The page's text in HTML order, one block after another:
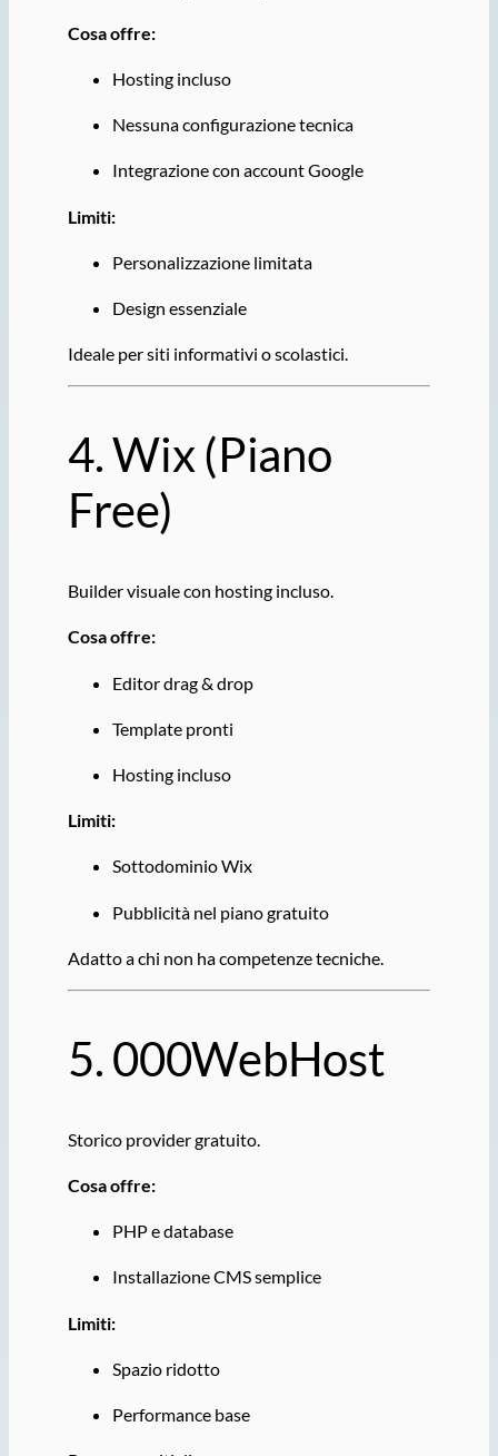
Cosa offre:
Hosting incluso
Nessuna configurazione tecnica
Integrazione con account Google
Limiti:
Personalizzazione limitata
Design essenziale
Ideale per siti informativi o scolastici.
4.Wix (Piano
Free)
Builder visuale con hosting incluso.
Cosa offre:
Editor drag & drop
Template pronti
Hosting incluso
Limiti:
Sottodominio Wix
Pubblicità nel piano gratuito
Adatto a chi non ha competenze tecniche.
5. 000WebHost
Storico provider gratuito.
Cosa offre:
PHP e database
Installazione CMS semplice
Limiti:
Spazio ridotto
Performance base